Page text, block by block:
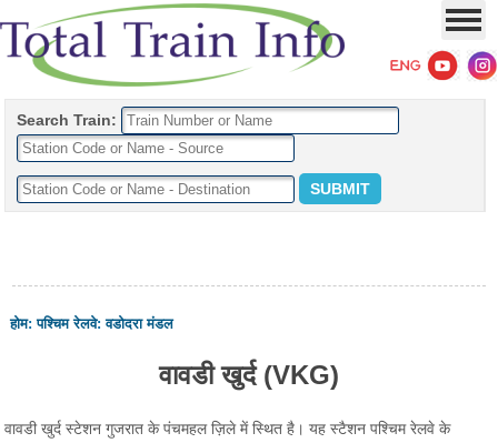
Search Train:
होम:पश्चिम रेलवे:वडोदरा मंडल
वावडी खुर्द (VKG)
वावडी खुर्द स्टेशन गुजरात के पंचमहल ज़िले में स्थित है। यह स्टैशन पश्चिम रेलवे के